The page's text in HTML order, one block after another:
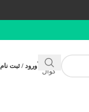
پشتیبانی
کوال
ورود / ثبت نام